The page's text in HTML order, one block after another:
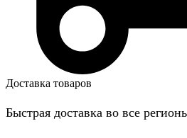
Доставка товаров
Быстрая доставка во все